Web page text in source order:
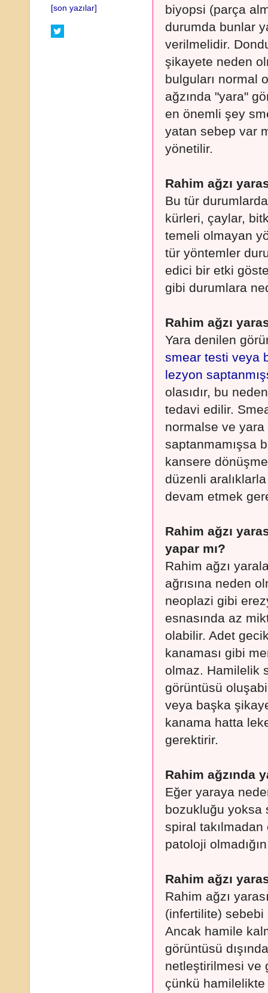
biyopsi (parça
durumda bunlar
verilmelidir.
şikayete neden
bulguları normal
ağzında "yara"
en önemli şey
yatan sebep var
yönetilir.
Rahim ağzı
Bu tür
kürleri, çaylar,
temeli olmayan
tür yöntemler
edici bir etki
gibi durumlara
Rahim ağzı
Yara denilen
smear testi veya
lezyon
olasıdır, bu
tedavi edilir.
normalse ve
saptanmamışsa
kansere
düzenli
devam etmek
Rahim ağzı
yapar mı?
Rahim ağzı
ağrısına neden
neoplazi gibi
esnasında az
olabilir. Adet
kanaması gibi
olmaz. Hamilelik
görüntüsü
veya başka
kanama hatta
gerektirir.
Rahim ağzında
Eğer yaraya
bozukluğu yoksa
spiral
patoloji
Rahim ağzı
Rahim ağzı
(infertilite)
Ancak hamile
görüntüsü
netleştirilmesi ve
çünkü
[son yazılar]